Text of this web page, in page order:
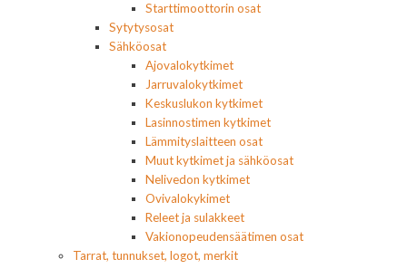
Starttimoottorin osat
Sytytysosat
Sähköosat
Ajovalokytkimet
Jarruvalokytkimet
Keskuslukon kytkimet
Lasinnostimen kytkimet
Lämmityslaitteen osat
Muut kytkimet ja sähköosat
Nelivedon kytkimet
Ovivalokykimet
Releet ja sulakkeet
Vakionopeudensäätimen osat
Tarrat, tunnukset, logot, merkit